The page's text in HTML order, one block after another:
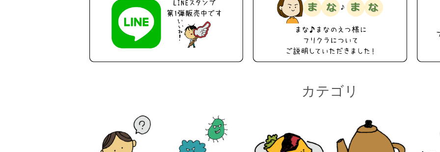
カテゴリ